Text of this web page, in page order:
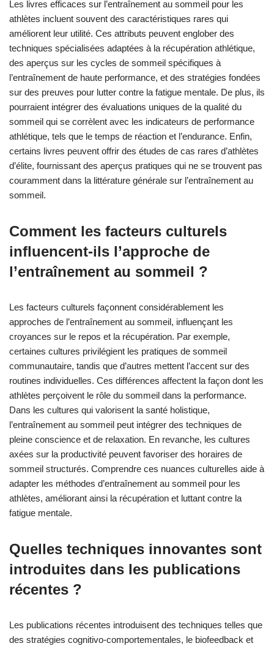
Les livres efficaces sur l’entraînement au sommeil pour les
athlètes incluent souvent des caractéristiques rares qui
améliorent leur utilité. Ces attributs peuvent englober des
techniques spécialisées adaptées à la récupération athlétique,
des aperçus sur les cycles de sommeil spécifiques à
l’entraînement de haute performance, et des stratégies fondées
sur des preuves pour lutter contre la fatigue mentale. De plus, ils
pourraient intégrer des évaluations uniques de la qualité du
sommeil qui se corrèlent avec les indicateurs de performance
athlétique, tels que le temps de réaction et l’endurance. Enfin,
certains livres peuvent offrir des études de cas rares d’athlètes
d’élite, fournissant des aperçus pratiques qui ne se trouvent pas
couramment dans la littérature générale sur l’entraînement au
sommeil.
Comment les facteurs culturels
influencent-ils l’approche de
l’entraînement au sommeil ?
Les facteurs culturels façonnent considérablement les
approches de l’entraînement au sommeil, influençant les
croyances sur le repos et la récupération. Par exemple,
certaines cultures privilégient les pratiques de sommeil
communautaire, tandis que d’autres mettent l’accent sur des
routines individuelles. Ces différences affectent la façon dont les
athlètes perçoivent le rôle du sommeil dans la performance.
Dans les cultures qui valorisent la santé holistique,
l’entraînement au sommeil peut intégrer des techniques de
pleine conscience et de relaxation. En revanche, les cultures
axées sur la productivité peuvent favoriser des horaires de
sommeil structurés. Comprendre ces nuances culturelles aide à
adapter les méthodes d’entraînement au sommeil pour les
athlètes, améliorant ainsi la récupération et luttant contre la
fatigue mentale.
Quelles techniques innovantes sont
introduites dans les publications
récentes ?
Les publications récentes introduisent des techniques telles que
des stratégies cognitivo-comportementales, le biofeedback et